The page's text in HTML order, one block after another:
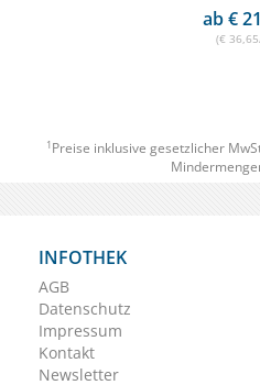
ab €
(€
1 Preise inklusive gesetzlicher
INFOTHEK
AGB
Datenschutz
Impressum
Kontakt
Newsletter